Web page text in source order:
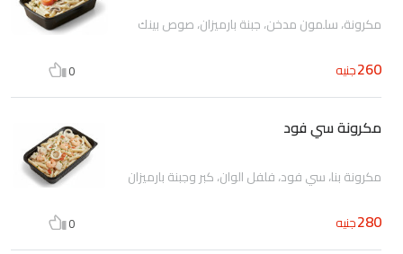
مكرونة، سلمون مدخن، جبنة بارميزان، صوص بينك
260جنيه 0
مكرونة سي فود
مكرونة بنا، سي فود، فلفل الوان، كبر وجبنة بارميزان
280جنيه 0